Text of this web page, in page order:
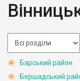
Барський район
Бершадський